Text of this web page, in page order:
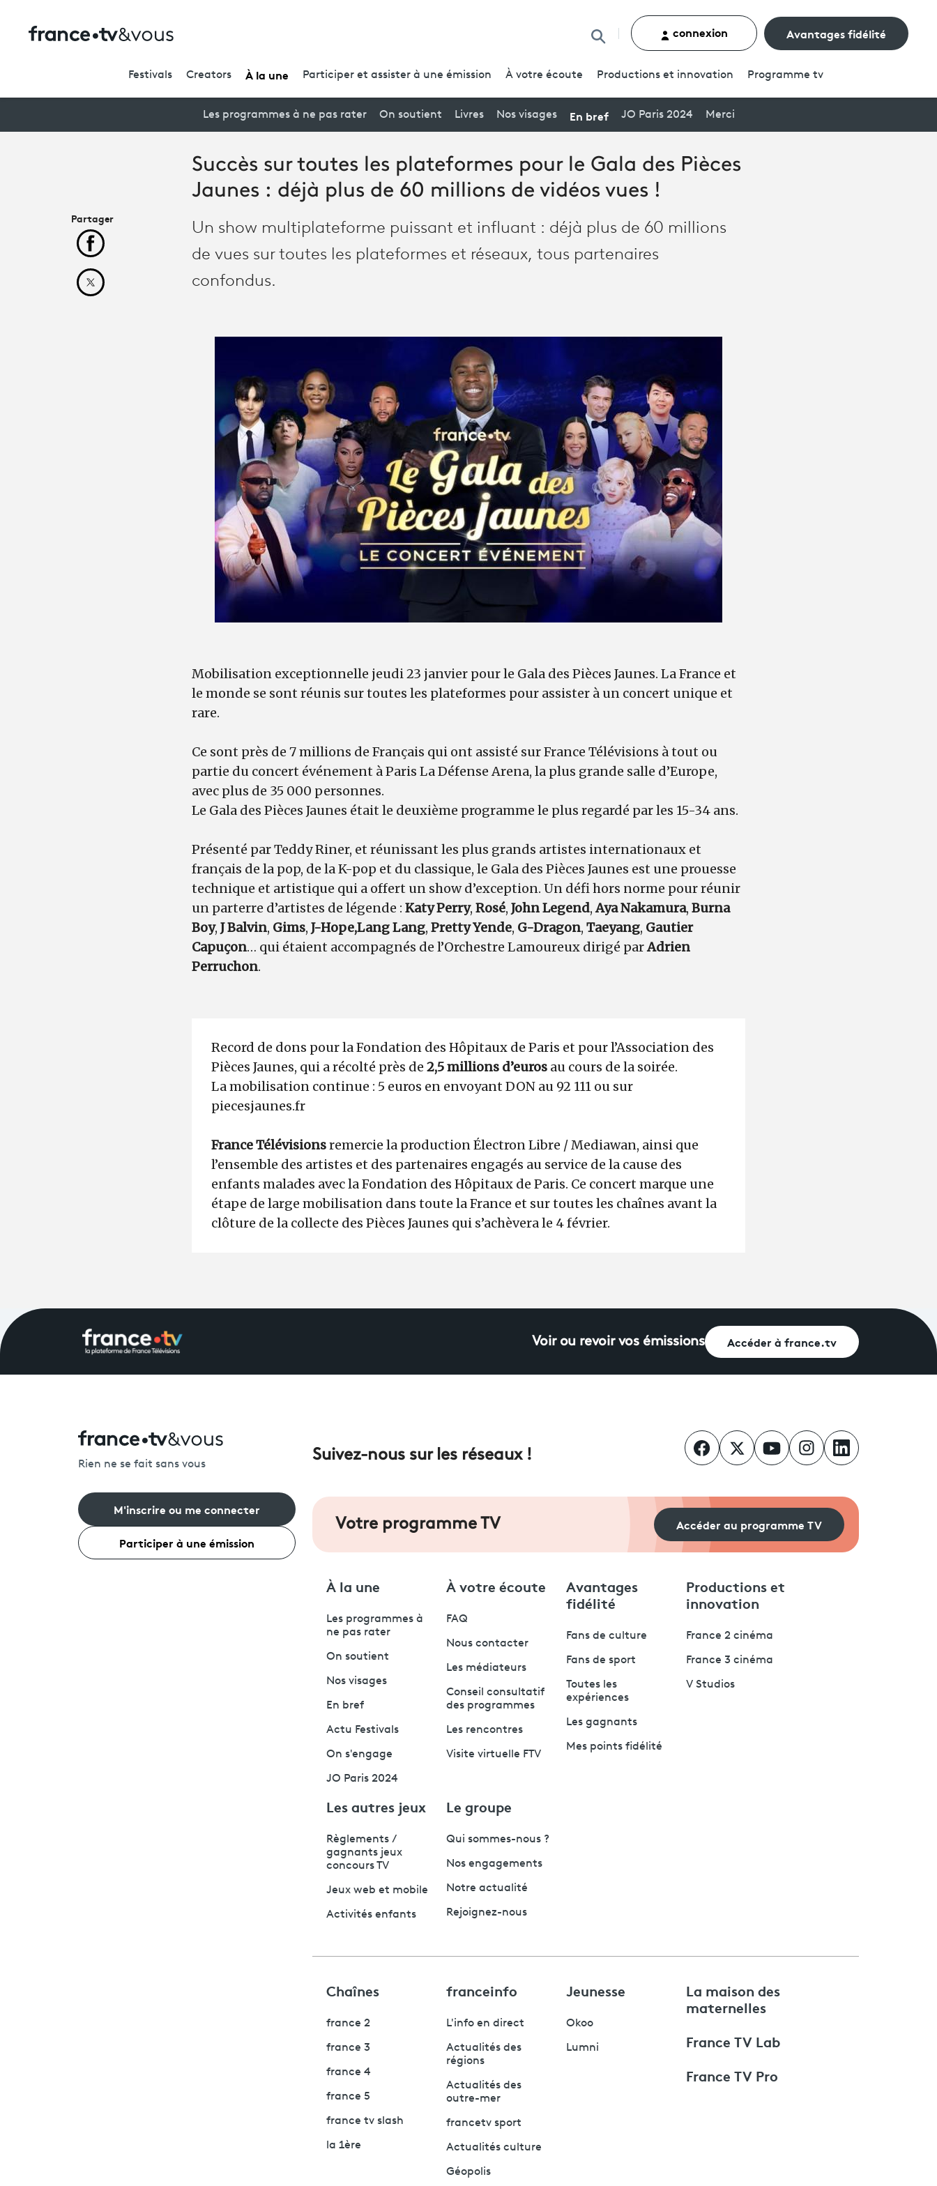
Rechercher un contenu
connexion Avantages fidélité
Festivals Creators À la une Participer et assister à une émission À votre écoute Productions et innovation Programme tv
Les programmes à ne pas rater On soutient Livres Nos visages En bref JO Paris 2024 Merci
Succès sur toutes les plateformes pour le Gala des Pièces
Jaunes : déjà plus de 60 millions de vidéos vues !
Un show multiplateforme puissant et influant : déjà plus de 60 millions
de vues sur toutes les plateformes et réseaux, tous partenaires
confondus.
Mobilisation exceptionnelle jeudi 23 janvier pour le Gala des Pièces Jaunes. La France et
le monde se sont réunis sur toutes les plateformes pour assister à un concert unique et
rare.
Ce sont près de 7 millions de Français qui ont assisté sur France Télévisions à tout ou
partie du concert événement à Paris La Défense Arena, la plus grande salle d’Europe,
avec plus de 35 000 personnes.
Le Gala des Pièces Jaunes était le deuxième programme le plus regardé par les 15-34 ans.
Présenté par Teddy Riner, et réunissant les plus grands artistes internationaux et
français de la pop, de la K-pop et du classique, le Gala des Pièces Jaunes est une prouesse
technique et artistique qui a offert un show d’exception. Un défi hors norme pour réunir
un parterre d’artistes de légende : Katy Perry, Rosé, John Legend,Aya Nakamura, Burna
Boy, J Balvin, Gims, J-Hope,Lang Lang, Pretty Yende, G-Dragon, Taeyang, Gautier
Capuçon… qui étaient accompagnés de l’Orchestre Lamoureux dirigé parAdrien
Perruchon.
Record de dons pour la Fondation des Hôpitaux de Paris et pour l’Association des
Pièces Jaunes, qui a récolté près de 2,5 millions d’euros au cours de la soirée.
La mobilisation continue : 5 euros en envoyant DON au 92 111 ou sur
piecesjaunes.fr
France Télévisionsremercie la production Électron Libre / Mediawan, ainsi que
l’ensemble des artistes et des partenaires engagés au service de la cause des
enfants malades avec la Fondation des Hôpitaux de Paris. Ce concert marque une
étape de large mobilisation dans toute la France et sur toutes les chaînes avant la
clôture de la collecte des Pièces Jaunes qui s’achèvera le 4 février.
Partager
Partager cet article sur Facebook
Partager cet article sur X
Voir ou revoir vos émissions Accéder à france.tv
Rien ne se fait sans vous
M'inscrire ou me connecter
Participer à une émission
Suivez-nous sur les réseaux !
Votre programme TV Accéder au programme TV
À la une
Les programmes à
ne pas rater
On soutient
Nos visages
En bref
Actu Festivals
On s'engage
JO Paris 2024
À votre écoute
FAQ
Nous contacter
Les médiateurs
Conseil consultatif
des programmes
Les rencontres
Visite virtuelle FTV
Avantages
fidélité
Fans de culture
Fans de sport
Toutes les
expériences
Les gagnants
Mes points fidélité
Productions et
innovation
France 2 cinéma
France 3 cinéma
V Studios
Les autres jeux
Règlements /
gagnants jeux
concours TV
Jeux web et mobile
Activités enfants
Le groupe
Qui sommes-nous ?
Nos engagements
Notre actualité
Rejoignez-nous
Chaînes
france 2
france 3
france 4
france 5
france tv slash
la 1ère
franceinfo
L'info en direct
Actualités des
régions
Actualités des
outre-mer
francetv sport
Actualités culture
Géopolis
Jeunesse
Okoo
Lumni
La maison des
maternelles
France TV Lab
France TV Pro